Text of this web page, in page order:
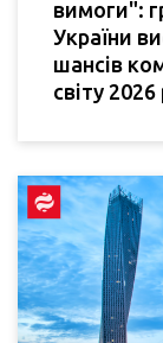
вимоги":
України
шансів
світу 2026